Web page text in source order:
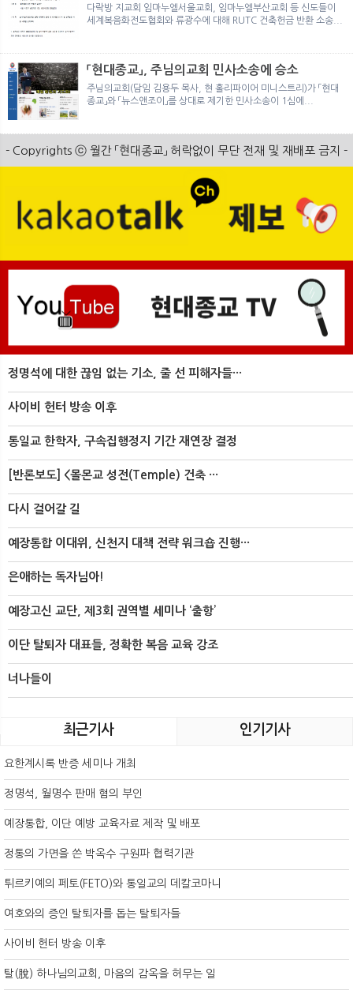
다락방 지교회 임마누엘서울교회, 임마누엘부산교회 등 신도들이
세계복음화전도협회와 류광수에 대해 RUTC 건축헌금 반환 소송...
「현대종교」, 주님의교회 민사소송에 승소
주님의교회(담임 김용두 목사, 현 홀리파이어 미니스트리)가 「현대
종교」와 「뉴스앤조이」를 상대로 제기한 민사소송이 1심에...
- Copyrights ⓒ 월간 「현대종교」 허락없이 무단 전재 및 재배포 금지 -
정명석에 대한 끊임 없는 기소, 줄 선 피해자들···
사이비 헌터 방송 이후
통일교 한학자, 구속집행정지 기간 재연장 결정
[반론보도] <몰몬교 성전(Temple) 건축 ···
다시 걸어갈 길
예장통합 이대위, 신천지 대책 전략 워크숍 진행···
은애하는 독자님아!
예장고신 교단, 제3회 권역별 세미나 ‘출항’
이단 탈퇴자 대표들, 정확한 복음 교육 강조
너나들이
최근기사 인기기사
요한계시록 반증 세미나 개최
정명석, 월명수 판매 혐의 부인
예장통합, 이단 예방 교육자료 제작 및 배포
정통의 가면을 쓴 박옥수 구원파 협력기관
튀르키예의 페토(FETO)와 통일교의 데칼코마니
여호와의 증인 탈퇴자를 돕는 탈퇴자들
사이비 헌터 방송 이후
탈(脫) 하나님의교회, 마음의 감옥을 허무는 일